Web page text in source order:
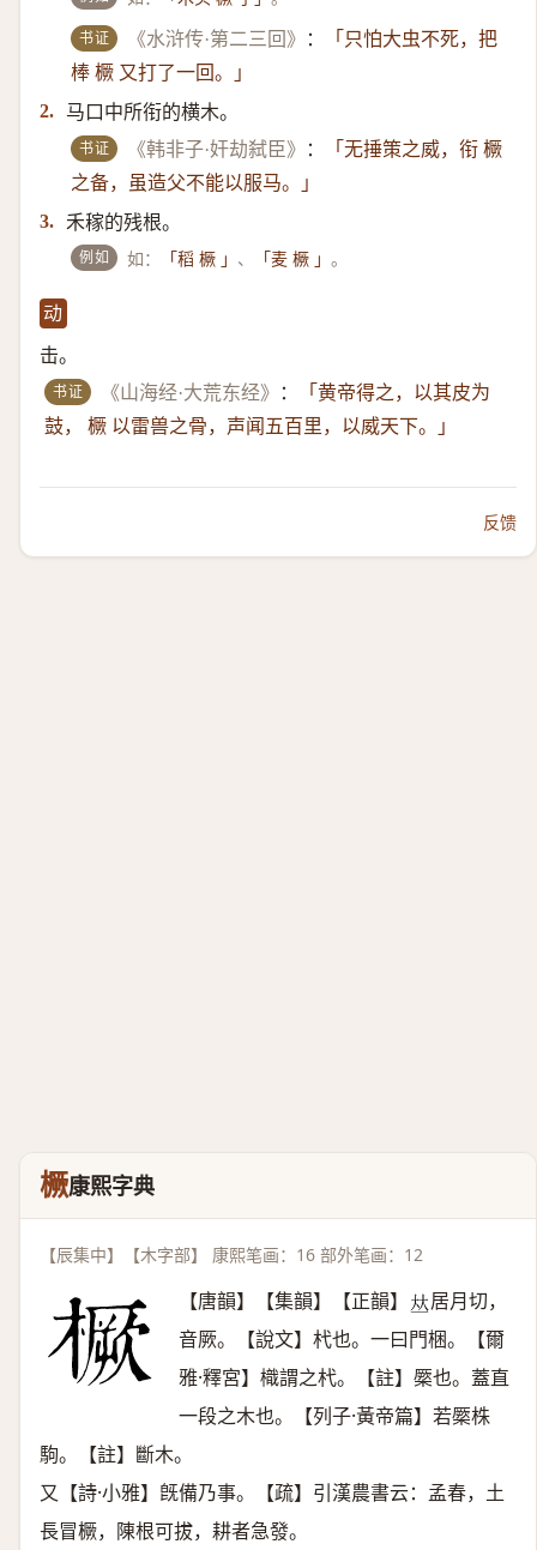
书证 《水浒传·第二三回》 ：
「只怕大虫不死，把
棒 橛 又打了一回。」
2.
马口中所衔的横木。
书证 《韩非子·奸劫弑臣》 ：
「无捶策之威，衔 橛
之备，虽造父不能以服马。」
3. 禾稼的残根。
例如 如： 「稻 橛 」 、 「麦 橛 」。
动
击。
书证 《山海经·大荒东经》 ：
「黄帝得之，以其皮为
鼓， 橛 以雷兽之骨，声闻五百里，以威天下。」
反馈
橛康熙字典
【辰集中】【木字部】 康熙笔画：16 部外笔画：12
【唐韻】【集韻】【正韻】 𠀤居月切，
音厥。【說文】杙也。一曰門梱。【爾
雅·釋宮】樴謂之杙。【註】橜也。蓋直
一段之木也。【列子·黃帝篇】若橜株
駒。【註】斷木。
又【詩·小雅】旣備乃事。【疏】引漢農書云：孟春，土
長冒橛，陳根可拔，耕者急發。